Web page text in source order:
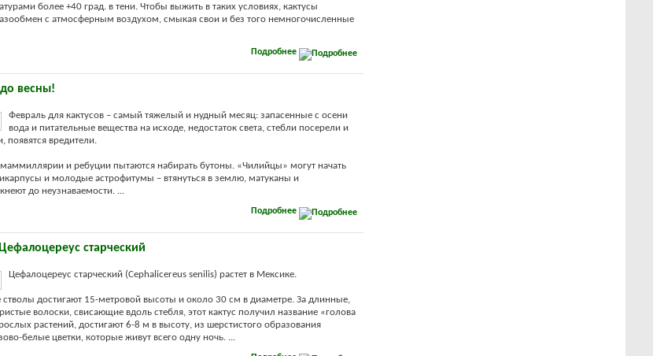
более +40 град. в тени. Чтобы выжить в таких условиях, кактусы
с атмосферным воздухом, смыкая свои и без того немногочисленные
Подробнее
весны!
Февраль для кактусов – самый тяжелый и нудный месяц: запасенные с осени
вода и питательные вещества на исходе, недостаток света, стебли посерели и
появятся вредители.
и ребуции пытаются набирать бутоны. «Чилийцы» могут начать
и молодые астрофитумы – втянуться в землю, матуканы и
до неузнаваемости. ...
Подробнее
старческий
Цефалоцереус старческий (Cephalicereus senilis) растет в Мексике.
достигают 15-метровой высоты и около 30 см в диаметре. За длинные,
волоски, свисающие вдоль стебля, этот кактус получил название «голова
растений, достигают 6-8 м в высоту, из шерстистого образования
белые цветки, которые живут всего одну ночь. ...